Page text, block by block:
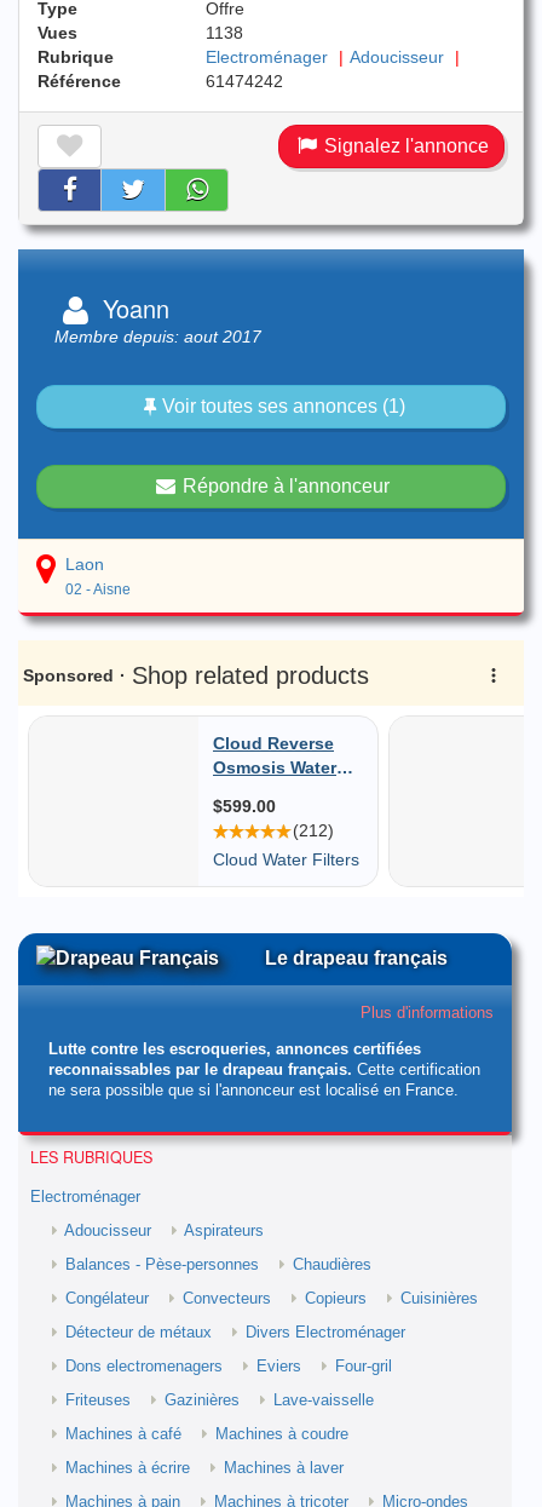
Type
Offre
Vues
1138
Rubrique
Electroménager
Adoucisseur
Référence
61474242
Signalez l'annonce
Yoann
Membre depuis: aout 2017
Voir toutes ses annonces (1)
Répondre à l'annonceur
Laon
02 - Aisne
Le drapeau français
Plus d'informations
Lutte contre les escroqueries, annonces certifiées
reconnaissables par le drapeau français. Cette certification
ne sera possible que si l'annonceur est localisé en France.
LES RUBRIQUES
Electroménager
Adoucisseur
Aspirateurs
Balances - Pèse-personnes
Chaudières
Congélateur
Convecteurs Copieurs
Cuisinières
Détecteur de métaux
Divers Electroménager
Dons electromenagers
Eviers
Four-gril
Friteuses
Gazinières
Lave-vaisselle
Machines à café
Machines à coudre
Machines à écrire
Machines à laver
Machines à pain
Machines à tricoter
Micro-ondes